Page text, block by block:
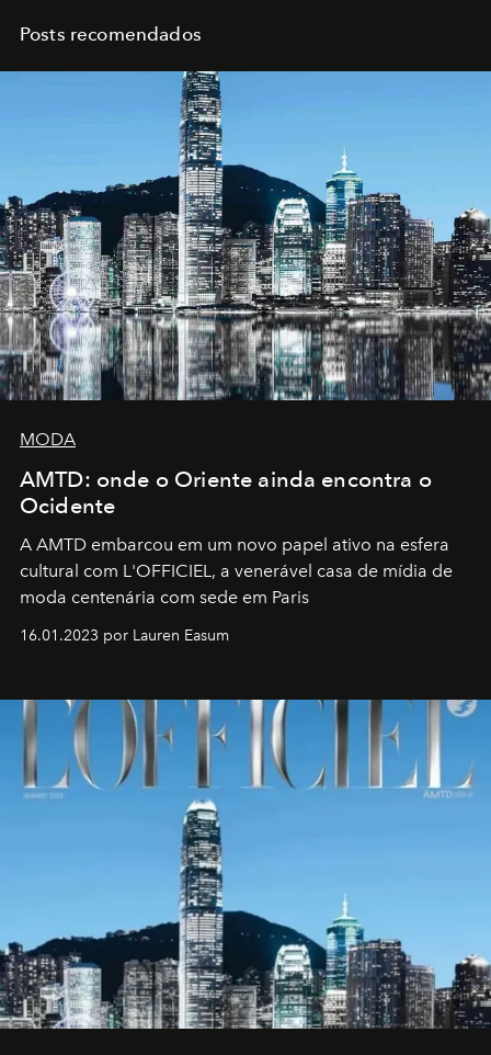
Posts recomendados
MODA
AMTD: onde o Oriente ainda encontra o
Ocidente
A AMTD embarcou em um novo papel ativo na esfera
cultural com L'OFFICIEL, a venerável casa de mídia de
moda centenária com sede em Paris
16.01.2023 por Lauren Easum